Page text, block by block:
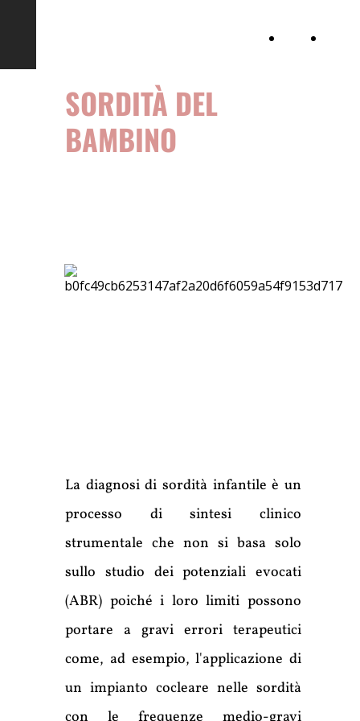
SORDITÀ DEL
BAMBINO
La diagnosi di sordità infantile è un
processo di sintesi clinico
strumentale che non si basa solo
sullo studio dei potenziali evocati
(ABR) poiché i loro limiti possono
portare a gravi errori terapeutici
come, ad esempio, l'applicazione di
un impianto cocleare nelle sordità